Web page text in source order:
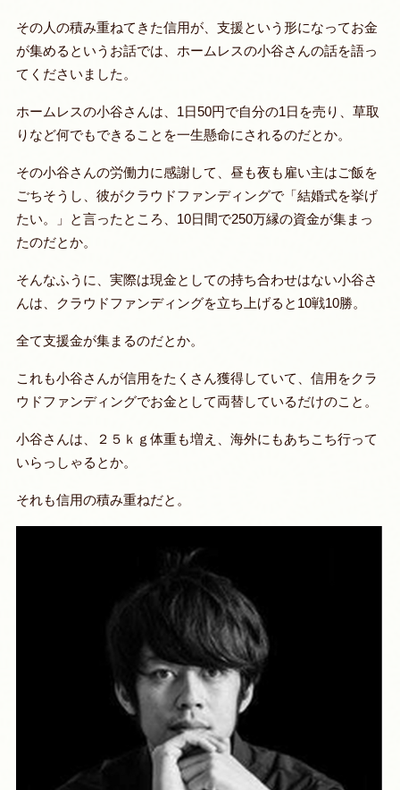
その人の積み重ねてきた信用が、支援という形になってお金
が集めるというお話では、ホームレスの小谷さんの話を語っ
てくださいました。
ホームレスの小谷さんは、1日50円で自分の1日を売り、草取
りなど何でもできることを一生懸命にされるのだとか。
その小谷さんの労働力に感謝して、昼も夜も雇い主はご飯を
ごちそうし、彼がクラウドファンディングで「結婚式を挙げ
たい。」と言ったところ、10日間で250万縁の資金が集まっ
たのだとか。
そんなふうに、実際は現金としての持ち合わせはない小谷さ
んは、クラウドファンディングを立ち上げると10戦10勝。
全て支援金が集まるのだとか。
これも小谷さんが信用をたくさん獲得していて、信用をクラ
ウドファンディングでお金として両替しているだけのこと。
小谷さんは、２５ｋｇ体重も増え、海外にもあちこち行って
いらっしゃるとか。
それも信用の積み重ねだと。